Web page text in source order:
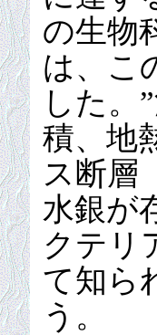
の生物
は、こ
した。
積、地
ス断層
水銀が
クテリ
て知ら
う。